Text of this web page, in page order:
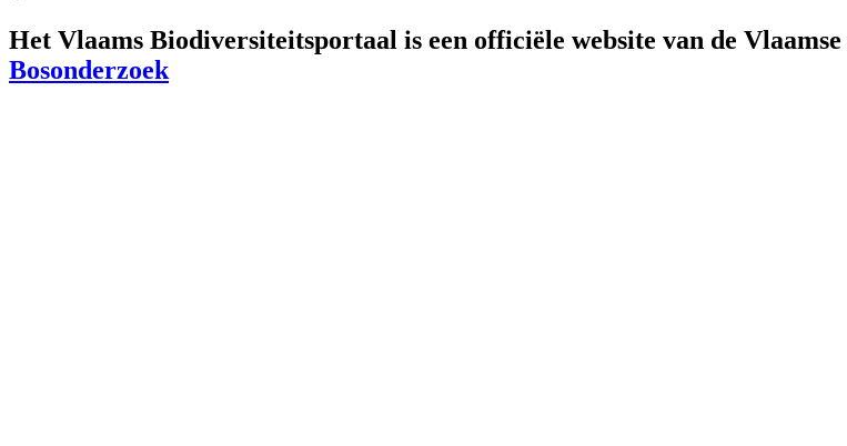
Het Vlaams Biodiversiteitsportaal is een officiële website van de
Bosonderzoek